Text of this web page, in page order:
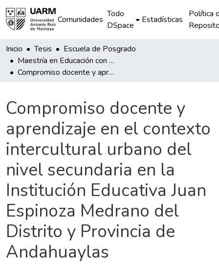
Comunidades
Todo
DSpace
Estadísticas
Política
Inicio Tesis
Escuela de Posgrado
Maestría en Educación con mención en Gestión de Instituciones Educativas
Compromiso docente y aprendizaje en el contexto intercultural urbano del nivel secundaria en la Institución Educativa Juan Espinoza Medrano del Distrito y Provincia de Andahuaylas
Compromiso docente y
aprendizaje en el contexto
intercultural urbano del
nivel secundaria en la
Institución Educativa Juan
Espinoza Medrano del
Distrito y Provincia de
Andahuaylas